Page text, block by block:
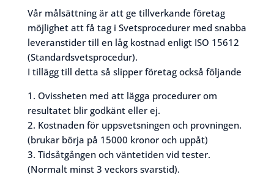
Vår målsättning är att ge tillverkande företag
möjlighet att få tag i Svetsprocedurer med snabba
leveranstider till en låg kostnad enligt ISO 15612
(Standardsvetsprocedur).
I tillägg till detta så slipper företag också följande
1. Ovissheten med att lägga procedurer om
resultatet blir godkänt eller ej.
2. Kostnaden för uppsvetsningen och provningen.
(brukar börja på 15000 kronor och uppåt)
3. Tidsåtgången och väntetiden vid tester.
(Normalt minst 3 veckors svarstid).